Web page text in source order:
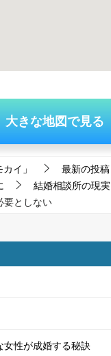
大きな地図で見る
イ」
最新の投稿
結婚相談所の現実
要としない
女性が成婚する秘訣